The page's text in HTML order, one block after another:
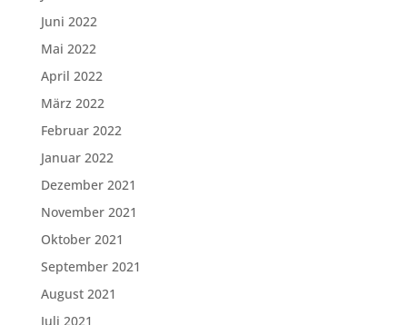
Juni 2022
Mai 2022
April 2022
März 2022
Februar 2022
Januar 2022
Dezember 2021
November 2021
Oktober 2021
September 2021
August 2021
Juli 2021